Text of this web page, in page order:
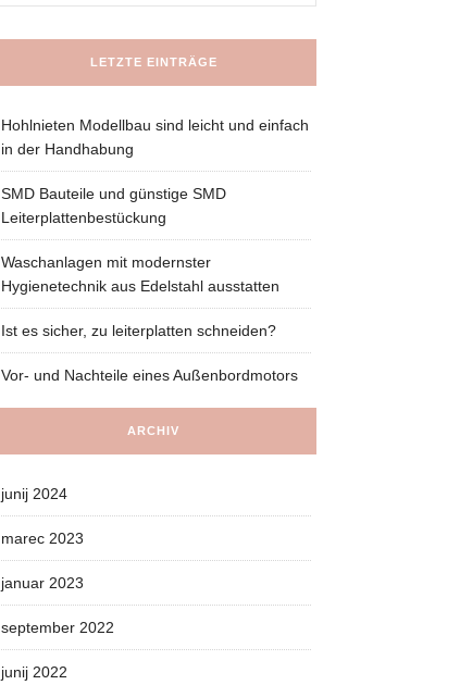
LETZTE EINTRÄGE
Hohlnieten Modellbau sind leicht und einfach
in der Handhabung
SMD Bauteile und günstige SMD
Leiterplattenbestückung
Waschanlagen mit modernster
Hygienetechnik aus Edelstahl ausstatten
Ist es sicher, zu leiterplatten schneiden?
Vor- und Nachteile eines Außenbordmotors
ARCHIV
junij 2024
marec 2023
januar 2023
september 2022
junij 2022